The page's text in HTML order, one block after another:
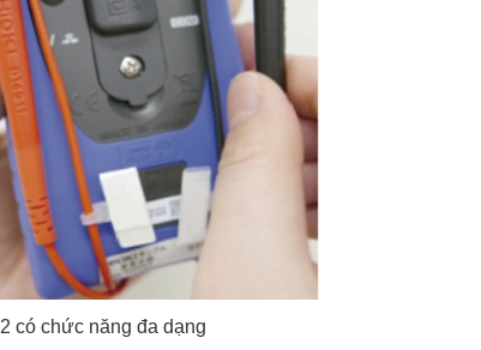
có chức năng đa dạng